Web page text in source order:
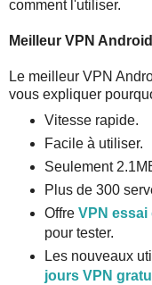
comment l'utiliser.
Meilleur VPN
Le meilleur VPN
vous expliquer
Vitesse rapide.
Facile à utiliser.
Seulement
Plus de 300
Offre VPN essai
pour tester.
Les nouveaux
jours VPN